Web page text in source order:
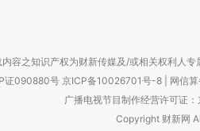
容之知识产权为财新传媒及/或相关权利人
证090880号 京ICP备10026701号-8 网信
广播电视节目制作经营许可证
Copyright 财新网